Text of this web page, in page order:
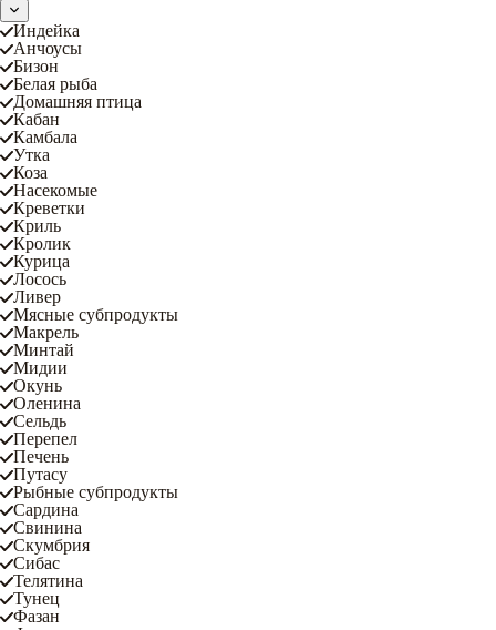
Индейка
Анчоусы
Бизон
Белая рыба
Домашняя птица
Кабан
Камбала
Утка
Коза
Насекомые
Креветки
Криль
Кролик
Курица
Лосось
Ливер
Мясные субпродукты
Макрель
Минтай
Мидии
Окунь
Оленина
Сельдь
Перепел
Печень
Путасу
Рыбные субпродукты
Сардина
Свинина
Скумбрия
Сибас
Телятина
Тунец
Фазан